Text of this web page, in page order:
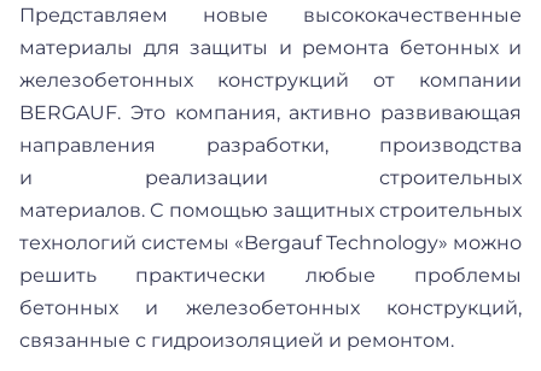
Представляем новые высококачественные
материалы для защиты и ремонта бетонных и
железобетонных конструкций от компании
BERGAUF. Это компания, активно развивающая
направления разработки, производства
и реализации строительных
материалов. С помощью защитных строительных
технологий системы «Bergauf Technology» можно
решить практически любые проблемы
бетонных и железобетонных конструкций,
связанные с гидроизоляцией и ремонтом.